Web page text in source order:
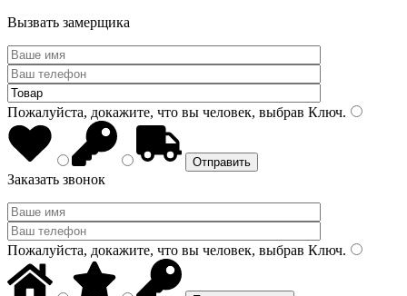
Вызвать замерщика
Пожалуйста, докажите, что вы человек, выбрав Ключ.
Заказать звонок
Пожалуйста, докажите, что вы человек, выбрав Ключ.